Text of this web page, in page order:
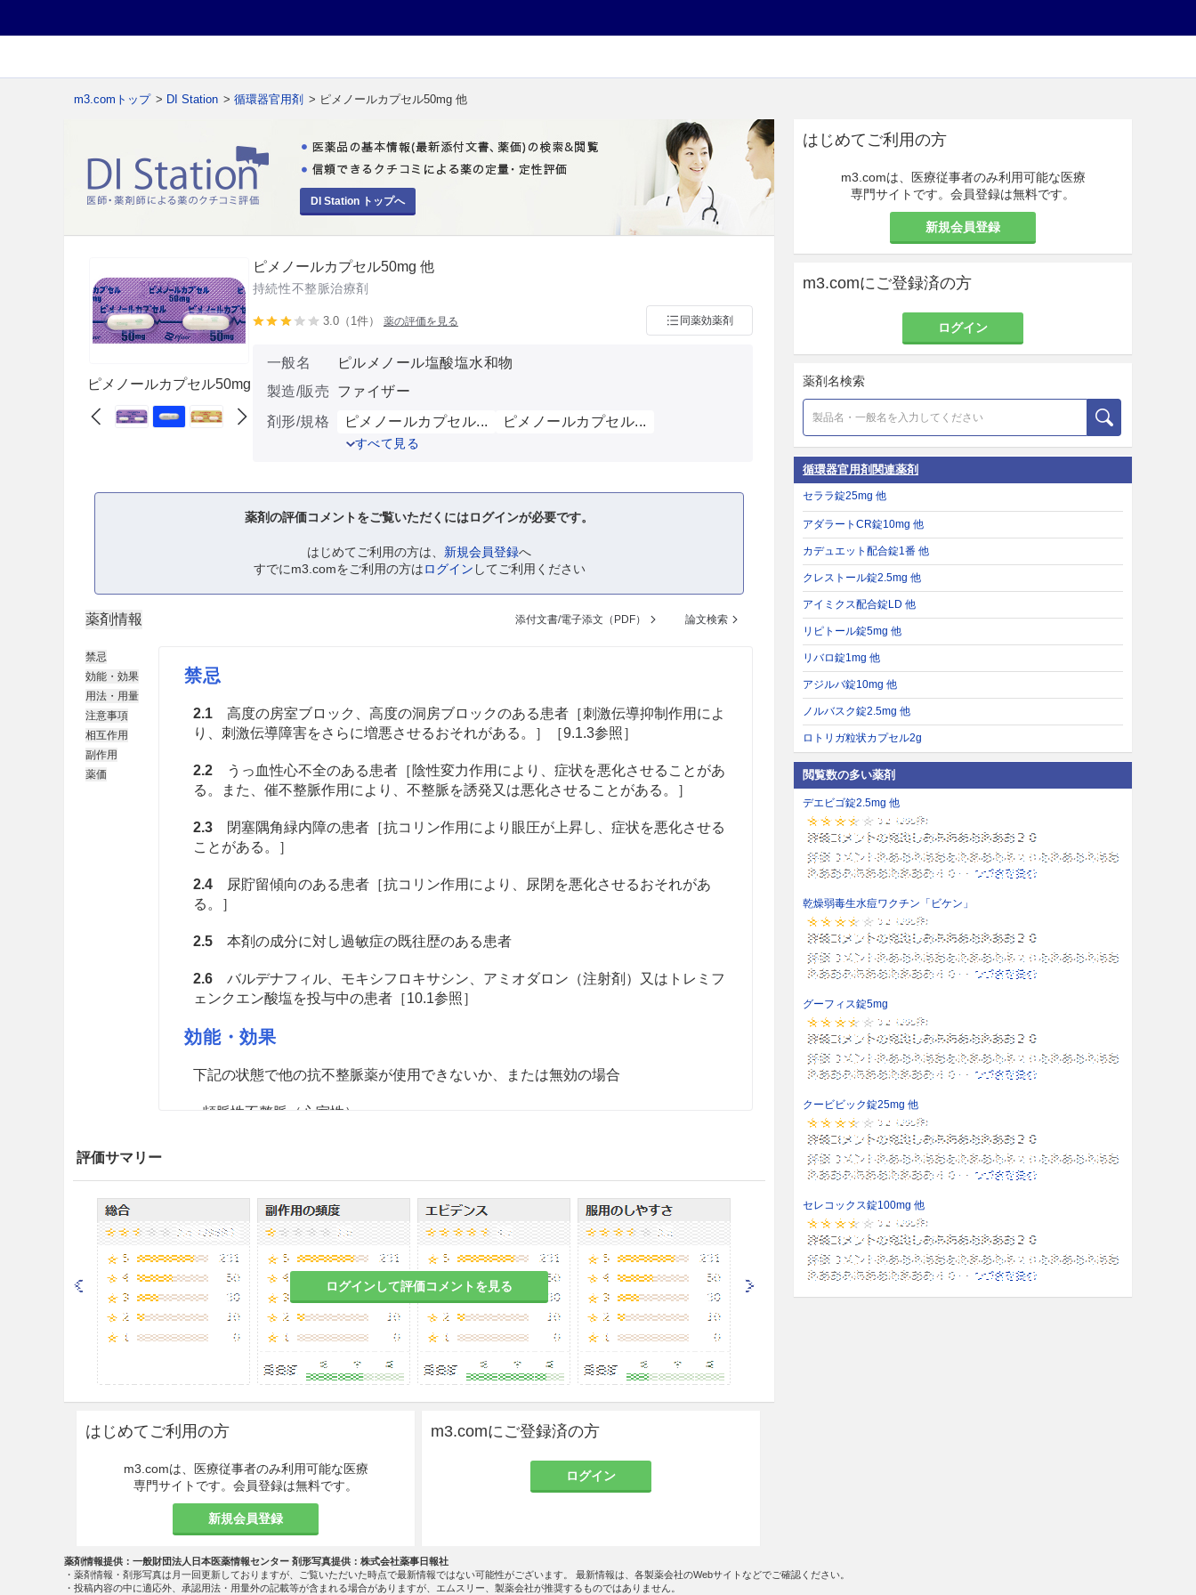
m3.comトップ > DI Station > 循環器官用剤 > ピメノールカプセル50mg 他
DI Station トップへ
ピメノールカプセル50mg
ピメノールカプセル50mg 他
持続性不整脈治療剤
3.0（1件） 薬の評価を見る 同薬効薬剤
一般名
ピルメノール塩酸塩水和物
製造/販売
ファイザー
剤形/規格
ピメノールカプセル... ピメノールカプセル...
すべて見る
薬剤の評価コメントをご覧いただくにはログインが必要です。
はじめてご利用の方は、 新規会員登録へ
すでにm3.comをご利用の方はログイン してご利用ください
薬剤情報 添付文書/電子添文（PDF） 論文検索
禁忌
効能・効果
用法・用量
注意事項
相互作用
副作用
薬価
禁忌
2.1高度の房室ブロック、高度の洞房ブロックのある患者［刺激伝導抑制作用によ
り、刺激伝導障害をさらに増悪させるおそれがある。］［9.1.3参照］
2.2うっ血性心不全のある患者［陰性変力作用により、症状を悪化させることがあ
る。また、催不整脈作用により、不整脈を誘発又は悪化させることがある。］
2.3閉塞隅角緑内障の患者［抗コリン作用により眼圧が上昇し、症状を悪化させる
ことがある。］
2.4尿貯留傾向のある患者［抗コリン作用により、尿閉を悪化させるおそれがあ
る。］
2.5本剤の成分に対し過敏症の既往歴のある患者
2.6バルデナフィル、モキシフロキサシン、アミオダロン（注射剤）又はトレミフ
ェンクエン酸塩を投与中の患者［10.1参照］
効能・効果
下記の状態で他の抗不整脈薬が使用できないか、または無効の場合
頻脈性不整脈（心室性）
なお、年齢、症状により適宜増減する。
注意事項
重要な基本的注意
8.1
本剤の投与に際しては、頻回に患者の状態を観察し、心電図、脈拍、血圧、心
胸比を定期的に調べること。PQの延長、QRS幅の増大、QTの延長、徐脈、血圧低
下等の異常所見が認められた場合には、直ちに減量又は投与を中止すること。［9.
8.2本剤には抗コリン作用があり、その作用に基づくと思われる排尿障害、口渇、
を中止すること。
8.31日用量200mgを超えて投与する場合、副作用発現の可能性が増大するので注
意すること。
8.4失神、めまい、ふらつき、手足のしびれ等があらわれることがあるので、本剤
投与中の患者には、自動車の運転など危険を伴う機械の操作に従事させないように
評価サマリー
ログインして評価コメントを見る
はじめてご利用の方
m3.comは、医療従事者のみ利用可能な医療
専門サイトです。会員登録は無料です。
新規会員登録
m3.comにご登録済の方
ログイン
はじめてご利用の方
m3.comは、医療従事者のみ利用可能な医療
専門サイトです。会員登録は無料です。
新規会員登録
m3.comにご登録済の方
ログイン
薬剤名検索
循環器官用剤関連薬剤
セララ錠25mg 他
アダラートCR錠10mg 他
カデュエット配合錠1番 他
クレストール錠2.5mg 他
アイミクス配合錠LD 他
リピトール錠5mg 他
リバロ錠1mg 他
アジルバ錠10mg 他
ノルバスク錠2.5mg 他
ロトリガ粒状カプセル2g
閲覧数の多い薬剤
デエビゴ錠2.5mg 他
乾燥弱毒生水痘ワクチン「ビケン」
グーフィス錠5mg
クービビック錠25mg 他
セレコックス錠100mg 他
薬剤情報提供：一般財団法人日本医薬情報センター 剤形写真提供：株式会社薬事日報社
・薬剤情報・剤形写真は月一回更新しておりますが、ご覧いただいた時点で最新情報ではない可能性がございます。 最新情報は、各製薬会社のWebサイトなどでご確認ください。
・投稿内容の中に適応外、承認用法・用量外の記載等が含まれる場合がありますが、エムスリー、製薬会社が推奨するものではありません。